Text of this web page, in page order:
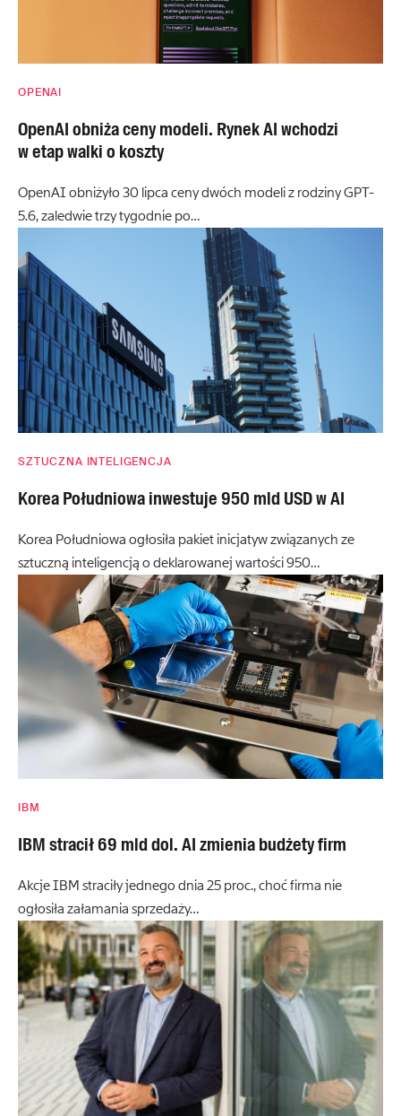
OPENAI
OpenAI obniża ceny modeli. Rynek AI wchodzi
w etap walki o koszty
OpenAI obniżyło 30 lipca ceny dwóch modeli z rodziny GPT-
5.6, zaledwie trzy tygodnie po…
SZTUCZNA INTELIGENCJA
Korea Południowa inwestuje 950 mld USD w AI
Korea Południowa ogłosiła pakiet inicjatyw związanych ze
sztuczną inteligencją o deklarowanej wartości 950…
IBM
IBM stracił 69 mld dol. AI zmienia budżety firm
Akcje IBM straciły jednego dnia 25 proc., choć firma nie
ogłosiła załamania sprzedaży…